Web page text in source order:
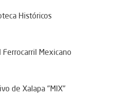
Históricos
Mexicano
de Xalapa "MIX"